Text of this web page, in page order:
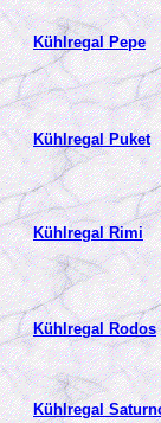
Kühlregal Pepe
Kühlregal Puket
Kühlregal Rimi
Kühlregal Rodos
Kühlregal